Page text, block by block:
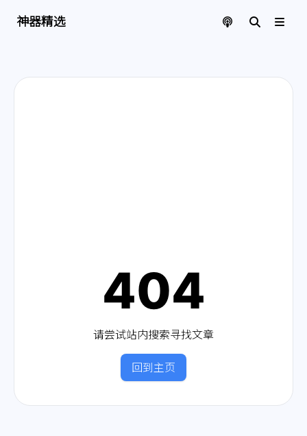
神器精选
404
请尝试站内搜索寻找文章
回到主页